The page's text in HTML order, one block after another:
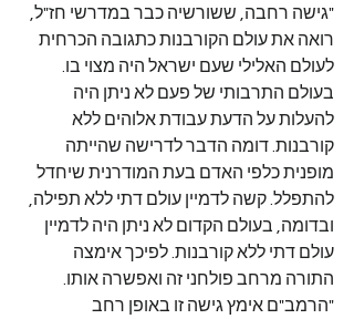
"גישה רחבה, ששורשיה כבר במדרשי חז"ל,
רואה את עולם הקורבנות כתגובה הכרחית
לעולם האלילי שעם ישראל היה מצוי בו.
בעולם התרבותי של פעם לא ניתן היה
להעלות על הדעת עבודת אלוהים ללא
קורבנות. דומה הדבר לדרישה שהייתה
מופנית כלפי האדם בעת המודרנית שיחדל
להתפלל. קשה לדמיין עולם דתי ללא תפילה,
ובדומה, בעולם הקדום לא ניתן היה לדמיין
עולם דתי ללא קורבנות. לפיכך אימצה
התורה מרחב פולחני זה ואפשרה אותו.
"הרמב"ם אימץ גישה זו באופן רחב